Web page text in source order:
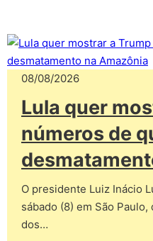
08/08/2026
Lula quer
números de
O presidente Luiz Inácio
sábado (8) em São
dos…